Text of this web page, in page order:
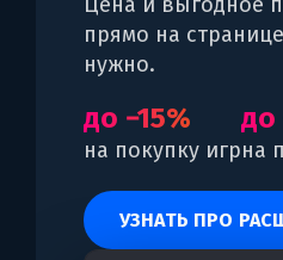
прямо на
нужно.
до −15%
на покупку игр
до
на
УЗНАТЬ ПРО